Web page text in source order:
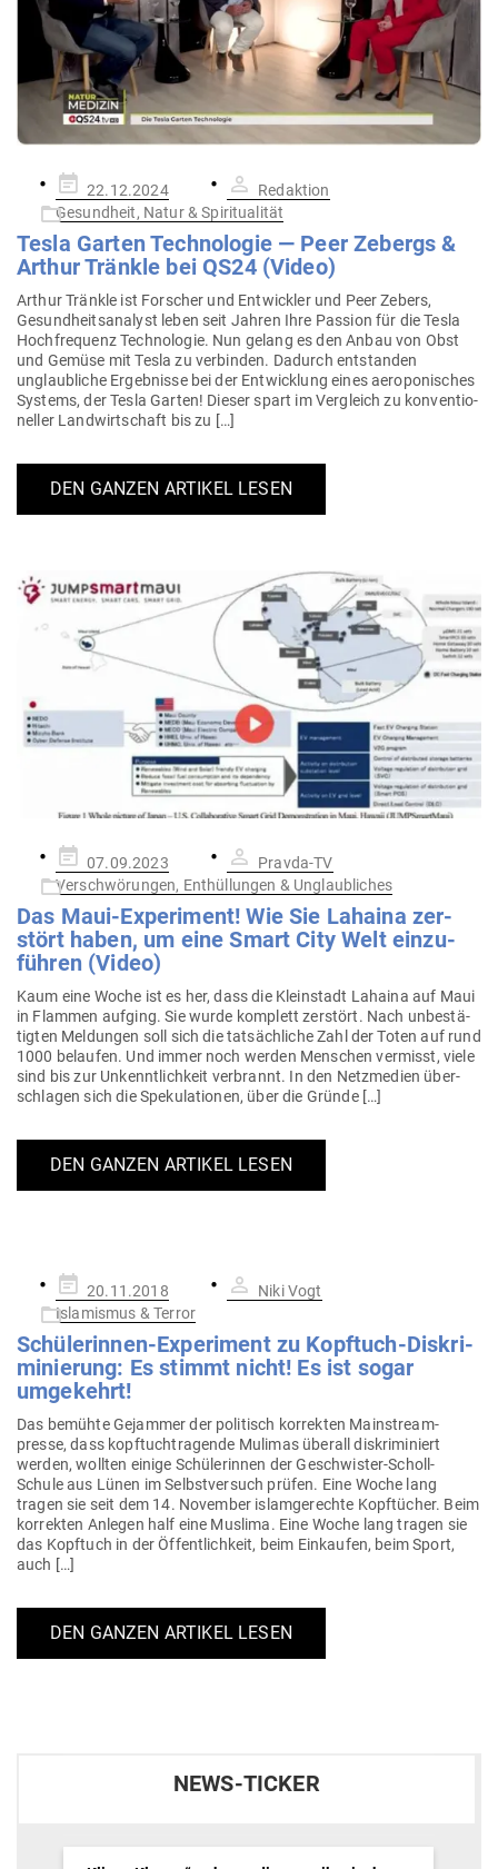
Gepostet
am
22.12.2024
Redaktion
Gesundheit, Natur & Spiritualität
Tesla Garten Tech­no­logie — Peer Zebergs &
Arthur Tränkle bei QS24 (Video)
Arthur Tränkle ist For­scher und Ent­wickler und Peer Zebers,
Gesund­heits­analyst leben seit Jahren Ihre Passion für die Tesla
Hoch­fre­quenz Tech­no­logie. Nun gelang es den Anbau von Obst
und Gemüse mit Tesla zu ver­binden. Dadurch ent­standen
unglaub­liche Ergeb­nisse bei der Ent­wicklung eines aero­po­ni­sches
Systems, der Tesla Garten! Dieser spart im Ver­gleich zu kon­ven­tio­
neller Land­wirt­schaft bis zu […]
DEN GANZEN ARTIKEL LESEN
Gepostet
am
07.09.2023
Pravda-TV
Verschwörungen, Enthüllungen & Unglaubliches
Das Maui-Expe­riment! Wie Sie Lahaina zer­
stört haben, um eine Smart City Welt ein­zu­
führen (Video)
Kaum eine Woche ist es her, dass die Klein­stadt Lahaina auf Maui
in Flammen aufging. Sie wurde kom­plett zer­stört. Nach unbe­stä­
tigten Mel­dungen soll sich die tat­säch­liche Zahl der Toten auf rund
1000 belaufen. Und immer noch werden Men­schen ver­misst, viele
sind bis zur Unkennt­lichkeit ver­brannt. In den Netz­medien über­
schlagen sich die Spe­ku­la­tionen, über die Gründe […]
DEN GANZEN ARTIKEL LESEN
Gepostet
am
20.11.2018
Niki Vogt
Islamismus & Terror
Schü­le­rinnen-Expe­riment zu Kopftuch-Dis­kri­
mi­nierung: Es stimmt nicht! Es ist sogar
umgekehrt!
Das bemühte Gejammer der poli­tisch kor­rekten Main­stream­
presse, dass kopf­tuch­tra­gende Mulimas überall dis­kri­mi­niert
werden, wollten einige Schü­le­rinnen der Geschwister-Scholl-
Schule aus Lünen im Selbst­versuch prüfen. Eine Woche lang
tragen sie seit dem 14. November islam­ge­rechte Kopf­tücher. Beim
kor­rekten Anlegen half eine Muslima. Eine Woche lang tragen sie
das Kopftuch in der Öffent­lichkeit, beim Ein­kaufen, beim Sport,
auch […]
DEN GANZEN ARTIKEL LESEN
NEWS-TICKER